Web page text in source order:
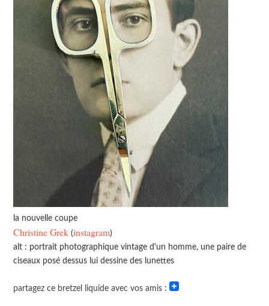
la nouvelle coupe
Christine Grek (instagram)
alt : portrait photographique vintage d'un homme, une paire de
ciseaux posé dessus lui dessine des lunettes
partagez ce bretzel liquide avec vos amis :